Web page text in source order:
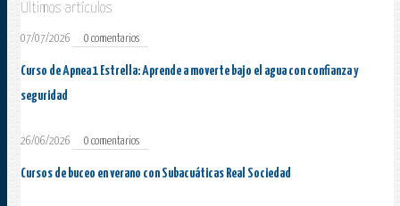
Últimos artículos
07/07/2026 0 comentarios
Curso de Apnea 1 Estrella: Aprende a moverte bajo el agua con confianza y
seguridad
26/06/2026 0 comentarios
Cursos de buceo en verano con Subacuáticas Real Sociedad